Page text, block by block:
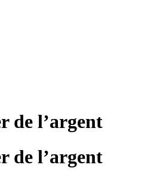
de l’argent
de l’argent